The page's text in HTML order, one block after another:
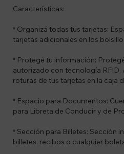
Características:
* Organizá todas tus tarjetas:
tarjetas adicionales en los
* Protegé tu información:
autorizado con tecnología RFID.
roturas de tus tarjetas en la caja
* Espacio para Documentos:
para Libreta de Conducir y de
* Sección para Billetes: Sección
billetes, recibos o cualquier